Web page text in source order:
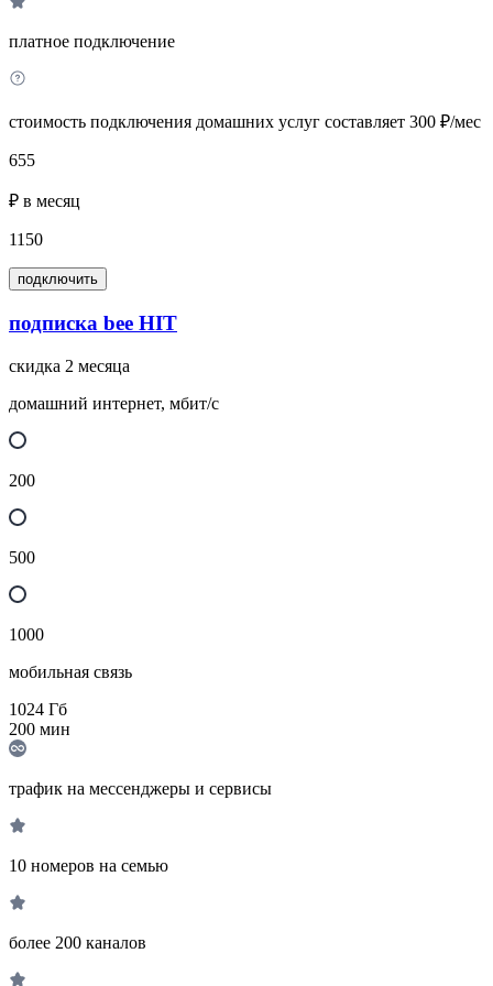
платное подключение
стоимость подключения домашних услуг составляет 300 ₽/мес
655
₽ в месяц
1150
подключить
подписка bee HIT
скидка 2 месяца
домашний интернет, мбит/с
200
500
1000
мобильная связь
1024 Гб
200 мин
трафик на мессенджеры и сервисы
10 номеров на семью
более 200 каналов